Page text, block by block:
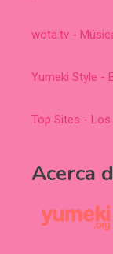
wota.tv -
Yumeki Style -
Top Sites -
Acerca